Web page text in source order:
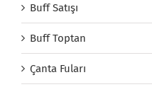
Buff Satışı
Buff Toptan
Çanta Fuları